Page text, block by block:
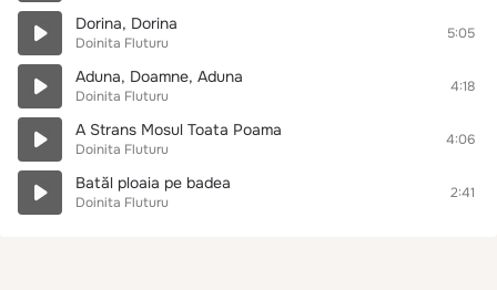
Dorina, Dorina
Doinita Fluturu
5:05
Aduna, Doamne, Aduna
Doinita Fluturu
4:18
A Strans Mosul Toata Poama
Doinita Fluturu
4:06
Batăl ploaia pe badea
Doinita Fluturu
2:41